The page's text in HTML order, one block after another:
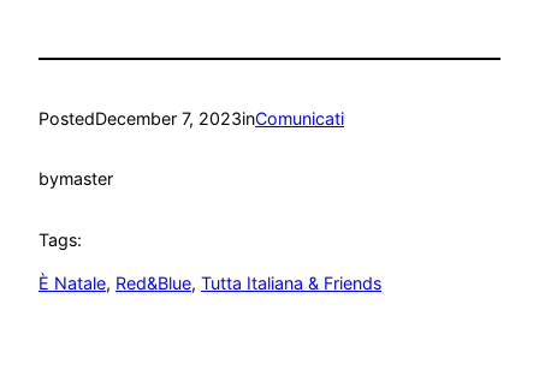
PostedDecember 7, 2023inComunicati
bymaster
Tags:
È Natale, Red&Blue, Tutta Italiana & Friends